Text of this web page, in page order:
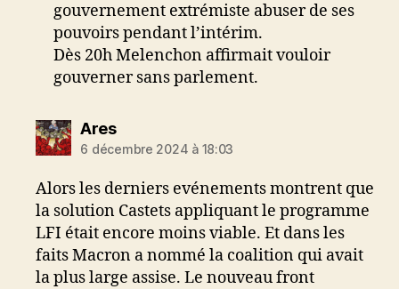
gouvernement extrémiste abuser de ses
pouvoirs pendant l’intérim.
Dès 20h Melenchon affirmait vouloir
gouverner sans parlement.
Aresdit :
6 décembre 2024 à 18:03
Alors les derniers evénements montrent que
la solution Castets appliquant le programme
LFI était encore moins viable. Et dans les
faits Macron a nommé la coalition qui avait
la plus large assise. Le nouveau front